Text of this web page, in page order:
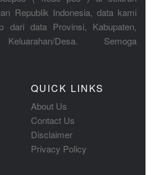
Republik Indonesia, data kami
dari data Provinsi, Kabupaten,
Desa. Semoga
QUICK LINKS
About Us
Contact Us
Disclaimer
Privacy Policy